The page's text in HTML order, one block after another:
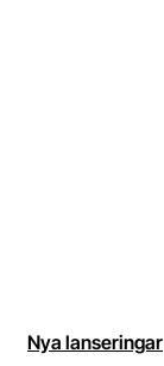
Nya lanseringar